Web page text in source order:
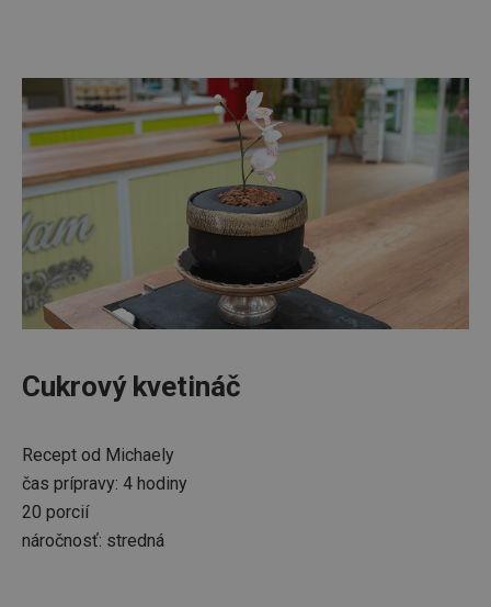
Cukrový kvetináč
Recept od Michaely
čas prípravy: 4 hodiny
20 porcií
náročnosť: stredná